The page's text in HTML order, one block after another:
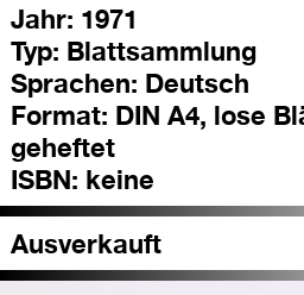
Jahr: 1971
Typ: Blattsammlung
Sprachen: Deutsch
Format: DIN A4, lose
geheftet
ISBN: keine
Ausverkauft